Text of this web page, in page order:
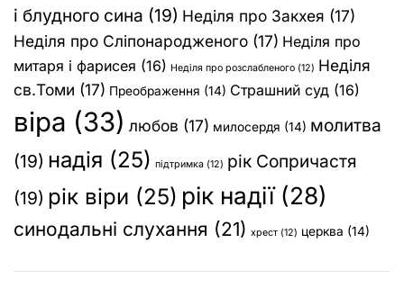
і блудного сина (19) Неділя про Закхея (17)
Неділя про Сліпонародженого (17) Неділя про
митаря і фарисея (16) Неділя про розслабленого (12) Неділя
св.Томи (17) Преображення (14) Страшний суд (16)
віра (33) любов (17) милосердя (14) молитва
(19) надія (25) підтримка (12) рік Сопричастя
(19) рік віри (25) рік надії(28)
синодальні слухання (21) хрест (12) церква (14)